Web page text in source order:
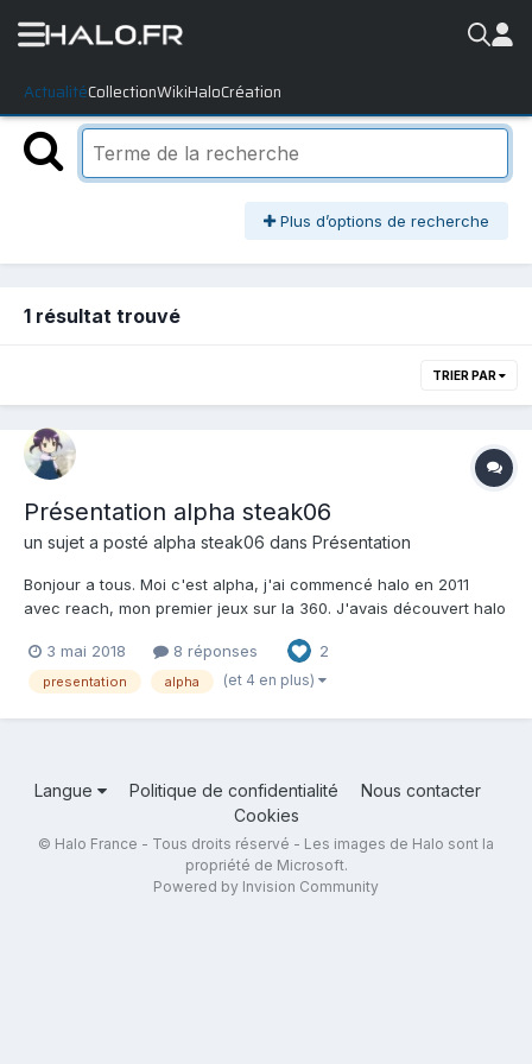
ActualitéCollectionWikiHaloCréation
Plus d’options de recherche
1 résultat trouvé
TRIER PAR
Présentation alpha steak06
un sujet a posté alpha steak06 dans Présentation
Bonjour a tous. Moi c'est alpha, j'ai commencé halo en 2011
avec reach, mon premier jeux sur la 360. J'avais découvert halo
me suis dis c'est quoi ce jeux de mer** mais ma vision du jeux a
vite changé avec reach et du coup bah h...
3 mai 2018 8 réponses 2
presentation alpha (et 4 en plus)
Langue Politique de confidentialité
Nous contacter
Cookies
© Halo France - Tous droits réservé - Les images de Halo sont la
propriété de Microsoft.
Powered by Invision Community